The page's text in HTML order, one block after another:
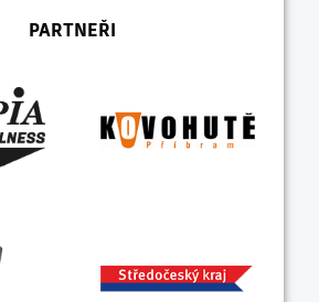
PARTNEŘI